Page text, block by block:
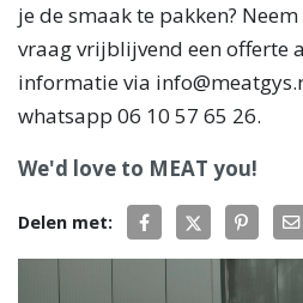
je de smaak te pakken?
vraag vrijblijvend een offerte
informatie via
whatsapp 06 10 57 65 26.
We'd love to MEAT you!
Delen met: